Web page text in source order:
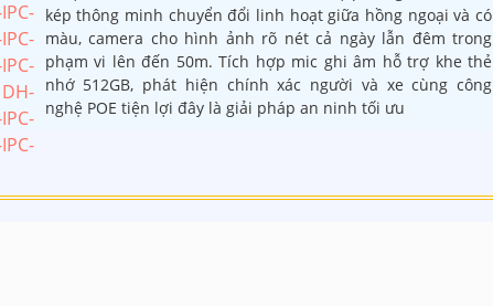
kép thông minh chuyển đổi linh hoạt giữa hồng ngoại và có
màu, camera cho hình ảnh rõ nét cả ngày lẫn đêm trong
phạm vi lên đến 50m. Tích hợp mic ghi âm hỗ trợ khe thẻ
nhớ 512GB, phát hiện chính xác người và xe cùng công
nghệ POE tiện lợi đây là giải pháp an ninh tối ưu